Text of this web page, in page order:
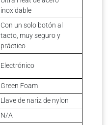
inoxidable
Con un solo botón al
tacto, muy seguro y
práctico
Electrónico
Green Foam
Llave de nariz de nylon
N/A